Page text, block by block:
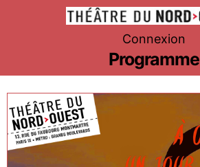
Théâtre
du
Nord-
Ouest
Connexion
Programme